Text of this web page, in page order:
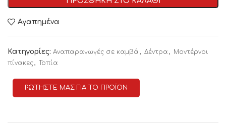
Αγαπημένα
Κατηγορίες: Αναπαραγωγές σε καμβά , Δέντρα , Μοντέρνοι
πίνακες, Τοπία
ΡΩΤΗΣΤΕ ΜΑΣ ΓΙΑ ΤΟ ΠΡΟΪΟΝ